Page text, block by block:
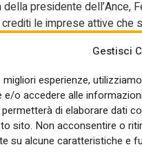
Gestisci
esperienze,
e/o accedere alle
di elaborare dati
sito. Non acconsentire o
su alcune caratteristiche e
presidente dell’Ance,
le imprese attive che
Ma c’è “un’area grigia
riguarda tutte le
della patente punti è
“è uno strumento
settimana sono stati
patente e